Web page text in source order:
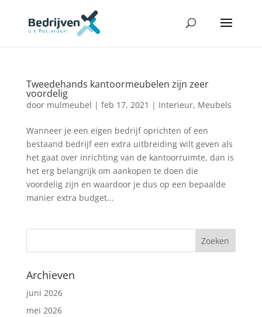
Tweedehands kantoormeubelen zijn zeer
voordelig
door mulmeubel | feb 17, 2021 | Interieur, Meubels
Wanneer je een eigen bedrijf oprichten of een
bestaand bedrijf een extra uitbreiding wilt geven als
het gaat over inrichting van de kantoorruimte, dan is
het erg belangrijk om aankopen te doen die
voordelig zijn en waardoor je dus op een bepaalde
manier extra budget...
Archieven
juni 2026
mei 2026